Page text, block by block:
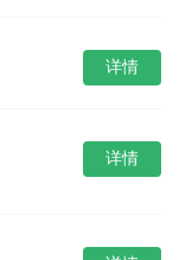
详情
详情